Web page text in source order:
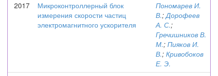
2017
Микроконтроллерный блок
измерения скорости частиц
электромагнитного ускорителя
Пономарев И.
В.;Дорофеев
А. С.;
Гречишников В.
М.; Пияков И.
В.; Кривобоков
Е. Э.